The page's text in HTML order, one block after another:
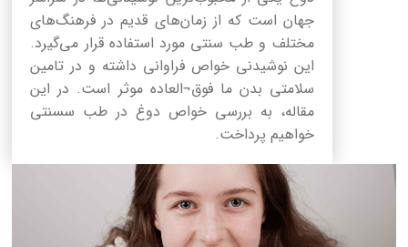
جهان است که از زمان‌های قدیم در فرهنگ‌های
مختلف و طب سنتی مورد استفاده قرار می‌گیرد.
این نوشیدنی خواص فراوانی داشته و در تامین
سلامتی بدن ما فوق¬العاده موثر است. در این
مقاله، به بررسی خواص دوغ در طب سسنتی
خواهیم پرداخت.